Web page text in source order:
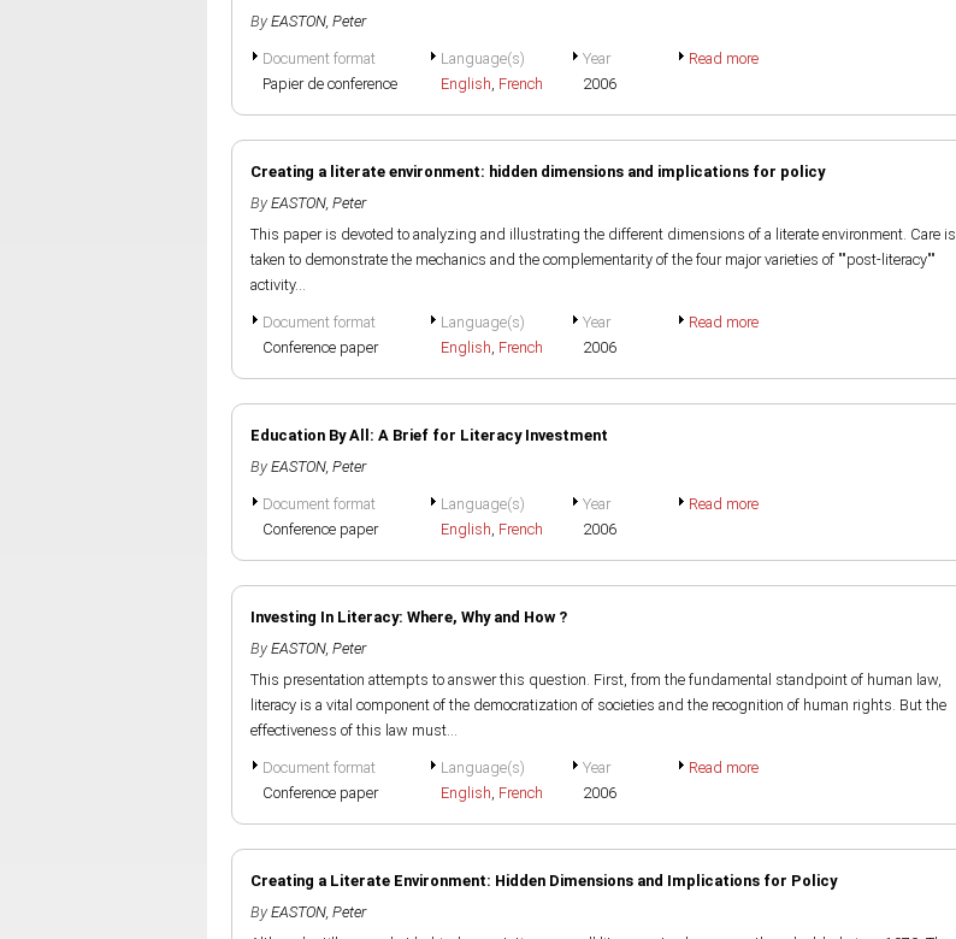
By EASTON, Peter
Document format
Papier de conference
Language(s)
English, French
Year
2006
Read more
Creating a literate environment: hidden dimensions and implications for policy
By EASTON, Peter
This paper is devoted to analyzing and illustrating the different dimensions of a literate environment. Care is
taken to demonstrate the mechanics and the complementarity of the four major varieties of ""post-literacy""
activity...
Document format
Conference paper
Language(s)
English, French
Year
2006
Read more
Education By All: A Brief for Literacy Investment
By EASTON, Peter
Document format
Conference paper
Language(s)
English, French
Year
2006
Read more
Investing In Literacy: Where, Why and How ?
By EASTON, Peter
This presentation attempts to answer this question. First, from the fundamental standpoint of human law,
literacy is a vital component of the democratization of societies and the recognition of human rights. But the
effectiveness of this law must...
Document format
Conference paper
Language(s)
English, French
Year
2006
Read more
Creating a Literate Environment: Hidden Dimensions and Implications for Policy
By EASTON, Peter